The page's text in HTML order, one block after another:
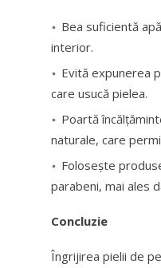
Bea suficientă
interior.
Evită expunerea
care usucă pielea.
Poartă
naturale, care
Folosește
parabeni, mai ales
Concluzie
Îngrijirea pielii de